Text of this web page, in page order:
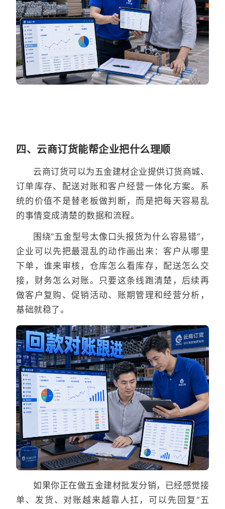
四、云商订货能帮企业把什么理顺
云商订货可以为五金建材企业提供订货商城、
订单库存、配送对账和客户经营一体化方案。系
统的价值不是替老板做判断，而是把每天容易乱
的事情变成清楚的数据和流程。
围绕“五金型号太像口头报货为什么容易错”，
企业可以先把最混乱的动作画出来：客户从哪里
下单，谁来审核，仓库怎么看库存，配送怎么交
接，财务怎么对账。只要这条线跑清楚，后续再
做客户复购、促销活动、账期管理和经营分析，
基础就稳了。
如果你正在做五金建材批发分销，已经感觉接
单、发货、对账越来越靠人扛，可以先回复“五